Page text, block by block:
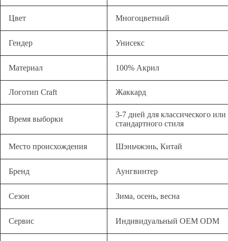
Цвет Многоцветный
Гендер Унисекс
Материал 100% Акрил
Логотип Craft Жаккард
Время выборки
3-7 дней для классического или
стандартного стиля
Место происхождения Шэньчжэнь, Китай
Бренд Аунгвинтер
Сезон Зима, осень, весна
Сервис Индивидуальный OEM ODM